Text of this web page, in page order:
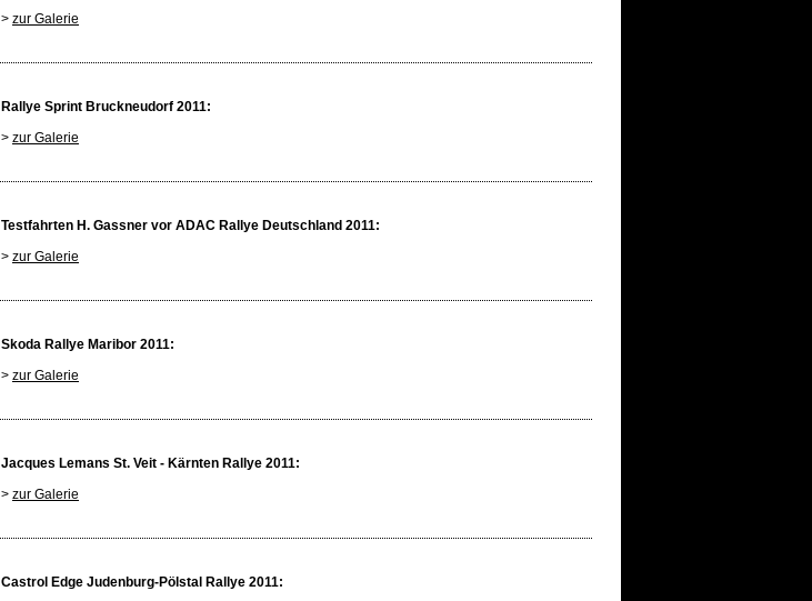
> zur Galerie
Rallye Sprint Bruckneudorf 2011:
> zur Galerie
Testfahrten H. Gassner vor ADAC Rallye Deutschland 2011:
> zur Galerie
Skoda Rallye Maribor 2011:
> zur Galerie
Jacques Lemans St. Veit - Kärnten Rallye 2011:
> zur Galerie
Castrol Edge Judenburg-Pölstal Rallye 2011: